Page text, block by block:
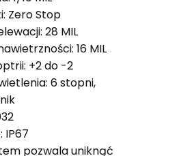
Zero Stop
28 MIL
16 MIL
+2 do -2
6 stopni,
IP67
pozwala uniknąć